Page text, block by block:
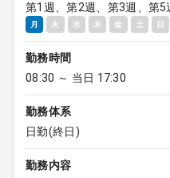
第1週、第2週、第3週、第5
月 火 水 木 金 土 日
勤務時間
08:30 ～ 当日 17:30
勤務体系
日勤(終日)
勤務内容